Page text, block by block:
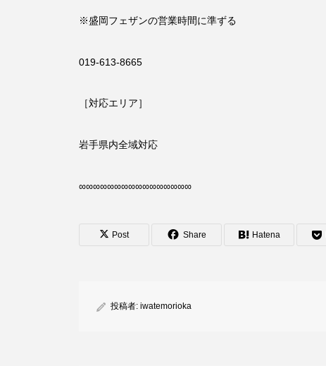
※盛岡フェザンの営業時間に準ずる
019-613-8665
［対応エリア］
岩手県内全域対応
∞∞∞∞∞∞∞∞∞∞∞∞∞∞∞∞
Post Share Hatena
投稿者: iwatemorioka